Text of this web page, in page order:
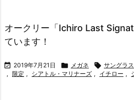
オークリー「Ichiro Last
ています！
 2019年7月21日  メガネ  サングラス
, 限定 , シアトル・マリナーズ , イチロー ,